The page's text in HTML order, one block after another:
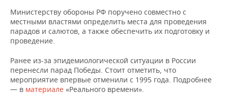
КИБЕРСПОРТ
ФИГУРНОЕ КАТАНИЕ
ВОДНЫЕ ВИДЫ СПОРТА
ХОККЕЙ С МЯЧОМ
КУЛЬТУРА
МЕДИЦИНА
ОБРАЗОВАНИЕ
ПРОИСШЕСТВИЯ
СПИСОК КОМПАНИЙ
Министерству обороны РФ поручено совместно с
местными властями определить места для проведения
парадов и салютов, а также обеспечить их подготовку и
проведение.
Ранее из-за эпидемиологической ситуации в России
перенесли парад Победы. Стоит отметить, что
мероприятие впервые отменили с 1995 года. Подробнее
— в материале «Реального времени».